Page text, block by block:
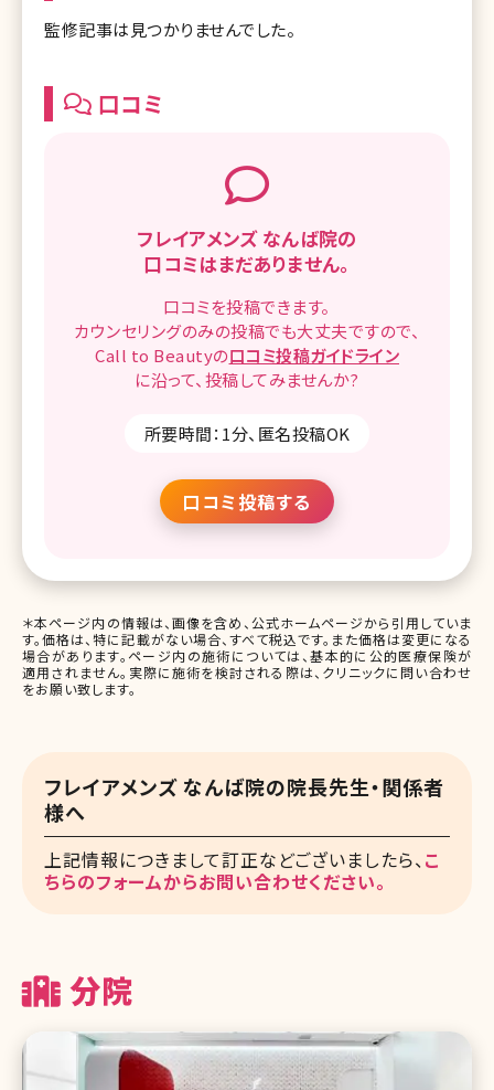
監修記事は見つかりませんでした。
口コミ
フレイアメンズ なんば院の
口コミはまだありません。
口コミを投稿できます。
カウンセリングのみの投稿でも大丈夫ですので、
Call to Beautyの口コミ投稿ガイドライン
に沿って、投稿してみませんか?
所要時間：1分、匿名投稿OK
口コミ投稿する
＊本ページ内の情報は、画像を含め、公式ホームページから引用していま
す。価格は、特に記載がない場合、すべて税込です。また価格は変更になる
場合があります。ページ内の施術については、基本的に公的医療保険が
適用されません。実際に施術を検討される際は、クリニックに問い合わせ
をお願い致します。
フレイアメンズ なんば院の院長先生・関係者
様へ
上記情報につきまして訂正などございましたら、こ
ちらのフォームからお問い合わせください。
分院